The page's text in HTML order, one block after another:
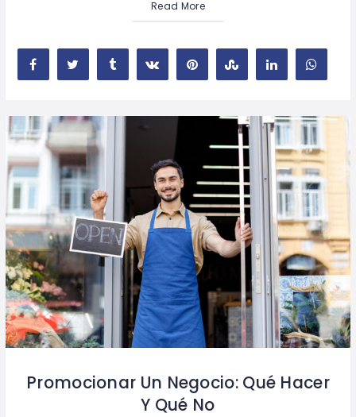
Read More
Promocionar Un Negocio: Qué Hacer
Y Qué No